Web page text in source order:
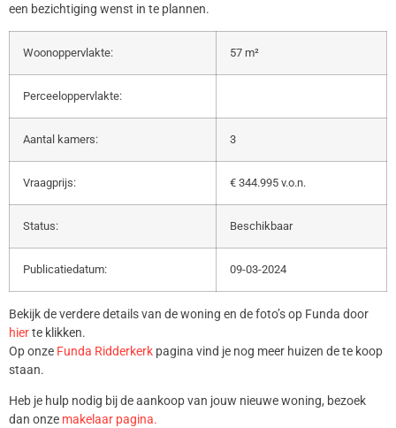
een bezichtiging wenst in te plannen.
Woonoppervlakte: 57 m²
Perceeloppervlakte:
Aantal kamers: 3
Vraagprijs: € 344.995 v.o.n.
Status: Beschikbaar
Publicatiedatum: 09-03-2024
Bekijk de verdere details van de woning en de foto’s op Funda door
hierte klikken.
Op onze Funda Ridderkerk pagina vind je nog meer huizen de te koop
staan.
Heb je hulp nodig bij de aankoop van jouw nieuwe woning, bezoek
dan onze makelaar pagina.